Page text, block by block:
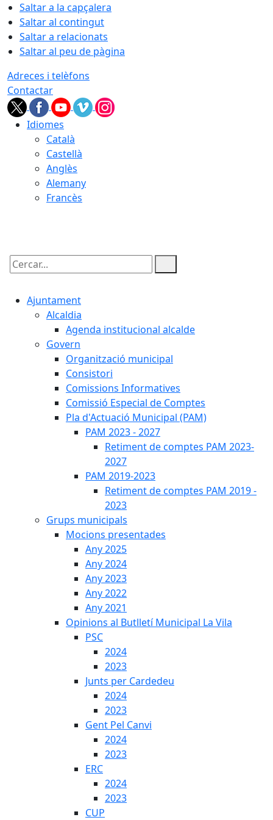
Saltar a la capçalera
Saltar al contingut
Saltar a relacionats
Saltar al peu de pàgina
Adreces i telèfons
Contactar
Idiomes
Català
Castellà
Anglès
Alemany
Francès
Cercar:
Ajuntament
Alcaldia
Agenda institucional alcalde
Govern
Organització municipal
Consistori
Comissions Informatives
Comissió Especial de Comptes
Pla d'Actuació Municipal (PAM)
PAM 2023 - 2027
Retiment de comptes PAM 2023-
2027
PAM 2019-2023
Retiment de comptes PAM 2019 -
2023
Grups municipals
Mocions presentades
Any 2025
Any 2024
Any 2023
Any 2022
Any 2021
Opinions al Butlletí Municipal La Vila
PSC
2024
2023
Junts per Cardedeu
2024
2023
Gent Pel Canvi
2024
2023
ERC
2024
2023
CUP